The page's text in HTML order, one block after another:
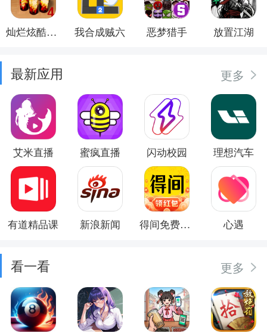
灿烂炫酷模拟器 我合成贼六 恶梦猎手 放置江湖
最新应用 更多
艾米直播 蜜疯直播 闪动校园 理想汽车
有道精品课 新浪新闻 得间免费小说 心遇
看一看 更多